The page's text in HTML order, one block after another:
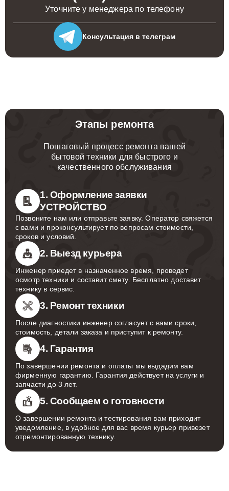
Уточните у менеджера по телефону
Консультация в телеграм
Этапы ремонта
Пошаговый процесс ремонта вашей
бытовой техники для быстрого и
качественного обслуживания
1. Оформление заявки
УСТРОЙСТВО
Позвоните нам или отправьте заявку. Оператор свяжется
с вами и проконсультирует по вопросам стоимости,
сроков и условий.
2. Выезд курьера
Инженер приедет в назначенное время, проведет
осмотр техники и составит смету. Бесплатно доставит
технику в сервис.
3. Ремонт техники
После диагностики инженер согласует с вами сроки,
стоимость, детали заказа и приступит к ремонту.
4. Гарантия
По завершении ремонта и оплаты мы выдадим вам
фирменную гарантию. Гарантия действует на услуги и
запчасти до 3 лет.
5. Сообщаем о готовности
О завершении ремонта и тестирования вам приходит
уведомление, в удобное для вас время курьер привезет
отремонтированную технику.